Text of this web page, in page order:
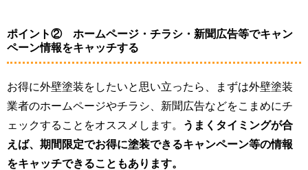
ポイント② ホームページ・チラシ・新聞広告等でキャン
ペーン情報をキャッチする
お得に外壁塗装をしたいと思い立ったら、まずは外壁塗装
業者のホームページやチラシ、新聞広告などをこまめにチ
ェックすることをオススメします。
うまくタイミングが合
えば、期間限定でお得に塗装できるキャンペーン等の情報
をキャッチできることもあります。